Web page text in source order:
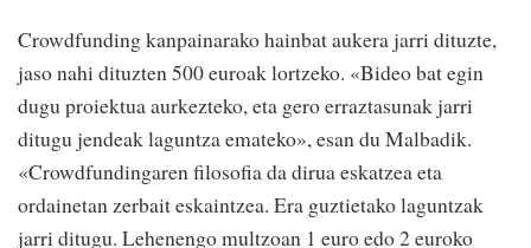
Crowdfunding kanpainarako hainbat aukera jarri dituzte,
jaso nahi dituzten 500 euroak lortzeko. «Bideo bat egin
dugu proiektua aurkezteko, eta gero erraztasunak jarri
ditugu jendeak laguntza emateko», esan du Malbadik.
«Crowdfundingaren filosofia da dirua eskatzea eta
ordainetan zerbait eskaintzea. Era guztietako laguntzak
jarri ditugu. Lehenengo multzoan 1 euro edo 2 euroko